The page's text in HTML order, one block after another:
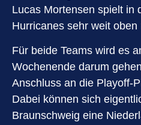
Lucas Mortensen spielt in
Hurricanes sehr weit oben
Für beide Teams wird es
Wochenende darum
Anschluss an die Playoff-
Dabei können sich
Braunschweig eine